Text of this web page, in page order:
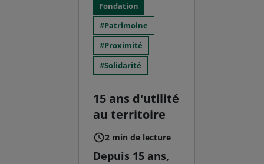
Fondation
Patrimoine
Proximité
Solidarité
15 ans d'utilité
au territoire
2 min de lecture
Depuis 15 ans,